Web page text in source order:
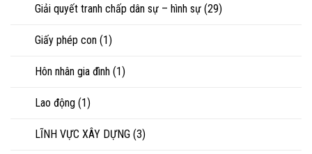
Giải quyết tranh chấp dân sự – hình sự (29)
Giấy phép con (1)
Hôn nhân gia đình (1)
Lao động (1)
LĨNH VỰC XÂY DỰNG (3)